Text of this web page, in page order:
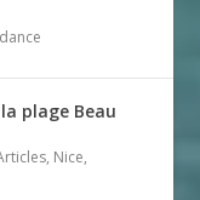
plage Beau
, Nice,